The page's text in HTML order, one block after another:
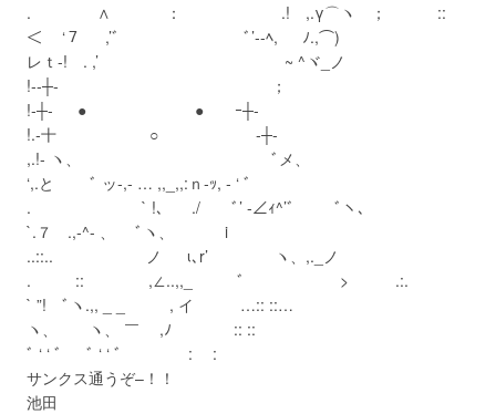
. ∧ ： .! ,.γ⌒ヽ ； ::
＜ ‘７ ,’ﾞ ﾞ’‐-ﾍ, ﾉ.,⌒)
レｔ-! . ,’ ~ ^ヾ_ノ
!‐‐┼- ；
!‐┼- ● ● ｰ┼-
!.‐十 ○ ‐┼-
,.!- ヽ、 ﾞメ、
‘,.と ﾞ ッ‐,- … ,,_,,:ｎ‐ｯ, ‐ ‘ ﾞ
. ` !、 ./ ﾞ’ -∠ｨ^’ﾞ ﾞヽ、
`.７ .,‐^- 、 ﾞヽ、 i
..::.. ノ ι､r’ ヽ、,._ノ
. :: ,∠..,,_ ﾞ > .:.
` ”! ﾞヽ.,, _ _ , イ …:: ::…
ヽ、 ヽ、 ￣ ,ﾉ :: ::
ﾞ ‘ ‘ ﾞ ﾞ ‘ ‘ ﾞ : : ￣￣￣￣
サンクス通うぞ–！！
池田